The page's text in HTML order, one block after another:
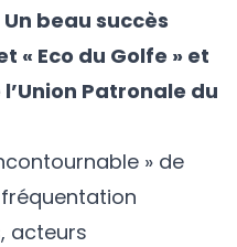
beau succès
« Eco du Golfe » et
Patronale du
» de
acteurs